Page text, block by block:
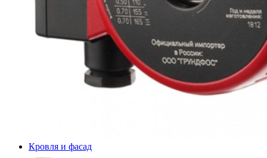
Кровля и фасад